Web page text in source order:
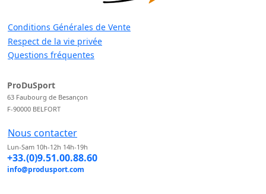
Conditions Générales de Vente
Respect de la vie privée
Questions fréquentes
ProDuSport
63 Faubourg de Besançon
F-90000 BELFORT
Nous contacter
Lun-Sam 10h-12h 14h-19h
+33.(0)9.51.00.88.60
info@produsport.com